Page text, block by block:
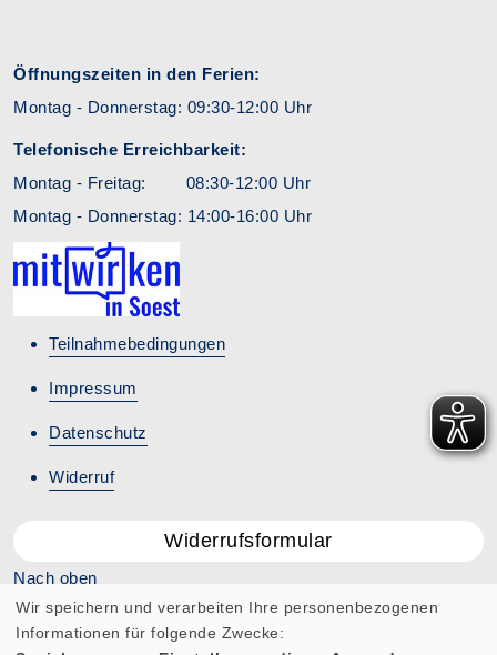
Öffnungszeiten in den Ferien:
Montag - Donnerstag: 09:30-12:00 Uhr
Telefonische Erreichbarkeit:
Montag - Freitag: 08:30-12:00 Uhr
Montag - Donnerstag: 14:00-16:00 Uhr
Teilnahmebedingungen
Impressum
Datenschutz
Widerruf
Widerrufsformular
Nach oben
Wir speichern und verarbeiten Ihre personenbezogenen
Informationen für folgende Zwecke: